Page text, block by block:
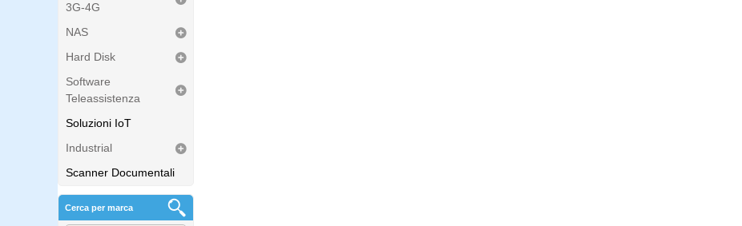
3G-4G
NAS
Hard Disk
Software
Teleassistenza
Soluzioni IoT
Industrial
Scanner Documentali
Cerca per marca